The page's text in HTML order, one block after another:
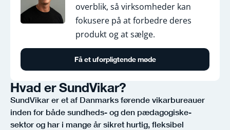
Hvad er SundVikar?
SundVikar er et af Danmarks førende vikarbureauer
inden for både sundheds- og den pædagogiske-
sektor og har i mange år sikret hurtig, fleksibel
overblik, så virksomheder kan
fokusere på at forbedre deres
produkt og at sælge.
Få et uforpligtende møde